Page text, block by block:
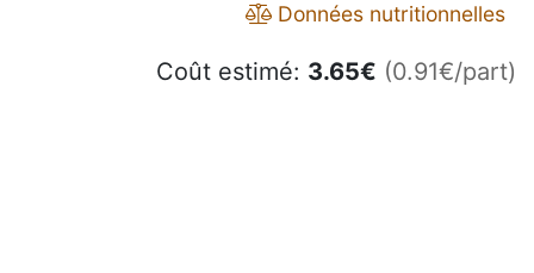
Données nutritionnelles
Coût estimé: 3.65€ (0.91€/part)